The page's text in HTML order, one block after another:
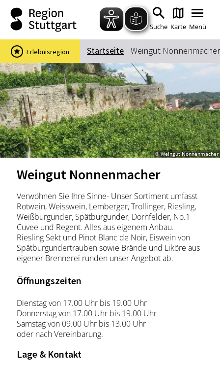
Zum Hauptinhalt springen
Zur Suche springen
Zur Hauptnavigation
Zum Footer springen
Suche Karte Menü
Suchbegriff
Das könnte Sie interessieren
Stadtführungen
Events & Tickets
Ausflugsziele
Erlebnisse
Wein
Radfahren
Wandern
Startseite Weingut Nonnenmacher
Erlebnisregion
© Weingut Nonnenmacher
Weingut Nonnenmacher
Verwöhnen Sie Ihre Sinne- Unser Sortiment umfasst
Rotwein, Weisswein, Lemberger, Trollinger, Riesling,
Weißburgunder, Spätburgunder, Dornfelder, No.1
Cuvee und Regent. Alles aus eigenem Anbau.
Riesling Sekt und Pinot Blanc de Noir, Eiswein von
Spätburgundertrauben sowie Brände und Liköre aus
eigener Brennerei runden unser Angebot ab.
Öffnungszeiten
Dienstag von 17.00 Uhr bis 19.00 Uhr
Donnerstag von 17.00 Uhr bis 19.00 Uhr
Samstag von 09.00 Uhr bis 13.00 Uhr
oder nach Vereinbarung.
Lage & Kontakt